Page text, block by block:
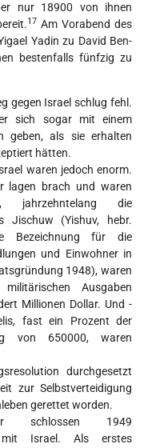
nur 18900 von ihnen
17 Am Vorabend des
Yadin zu David Ben-
bestenfalls fünfzig zu
gegen Israel schlug fehl.
sich sogar mit einem
geben, als sie erhalten
hätten.
waren jedoch enorm.
lagen brach und waren
jahrzehntelang die
Jischuw (Yishuv, hebr.
Bezeichnung für die
und Einwohner in
1948), waren
Ausgaben
Millionen Dollar. Und -
fast ein Prozent der
von 650000, waren
durchgesetzt
zur Selbstverteidigung
gerettet worden.
schlossen 1949
mit Israel. Als erstes